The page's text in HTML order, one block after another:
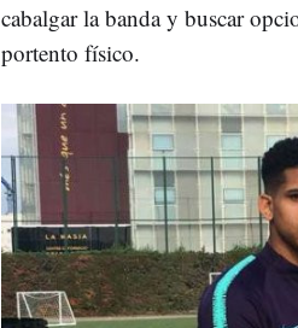
cabalgar la banda y buscar
portento físico.